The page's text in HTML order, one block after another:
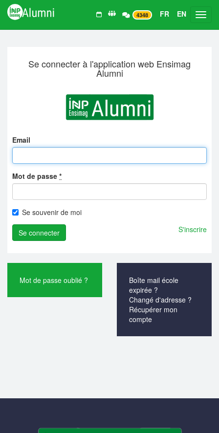
4348 FR EN
Se connecter à l'application web Ensimag
Alumni
Email
Mot de passe *
Se souvenir de moi
S'inscrire
Mot de passe oublié ?
Boîte mail école
expirée ?
Changé d'adresse ?
Récupérer mon
compte